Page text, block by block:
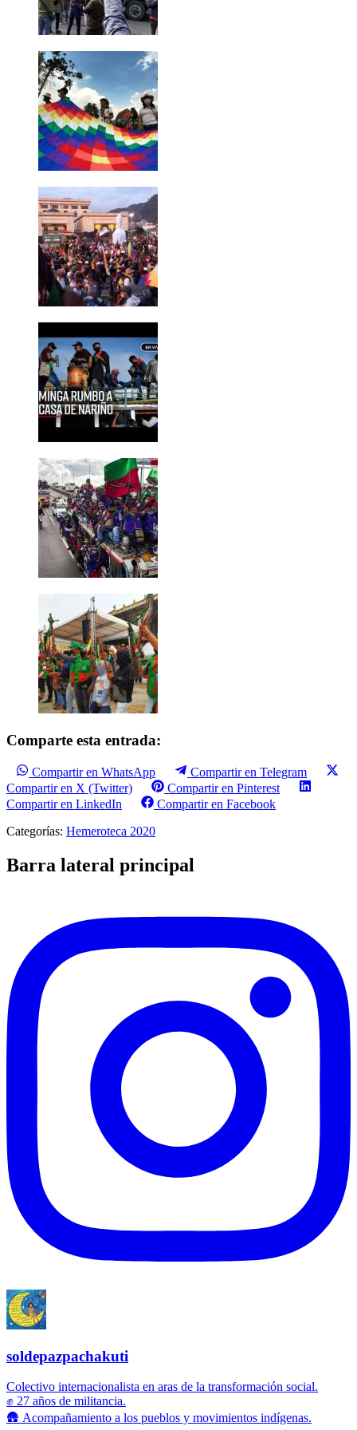
Comparte esta entrada:
Compartir en WhatsApp
Compartir en Telegram
Compartir en X (Twitter)
Compartir en Pinterest
Compartir en LinkedIn
Compartir en Facebook
Categorías: Hemeroteca 2020
Barra lateral principal
soldepazpachakuti
Colectivo internacionalista en aras de la transformación social.
✊ 27 años de militancia.
🛖 Acompañamiento a los pueblos y movimientos indígenas.